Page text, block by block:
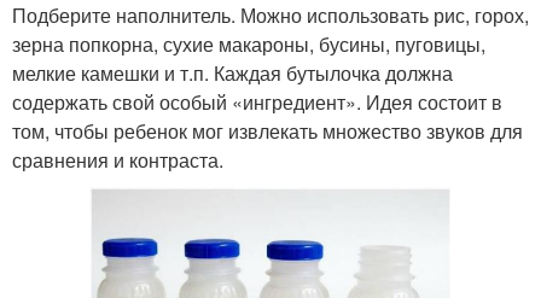
Подберите наполнитель. Можно использовать рис, горох,
зерна попкорна, сухие макароны, бусины, пуговицы,
мелкие камешки и т.п. Каждая бутылочка должна
содержать свой особый «ингредиент». Идея состоит в
том, чтобы ребенок мог извлекать множество звуков для
сравнения и контраста.